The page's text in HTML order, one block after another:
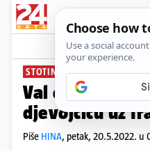
STOTINU SPASILACA TRAGALO
Val odnio u
djevojčicu uz
Piše HINA, petak, 20.5.2022. u